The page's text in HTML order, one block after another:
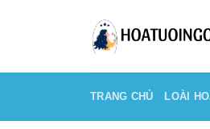
TRANG CHỦ LOÀI